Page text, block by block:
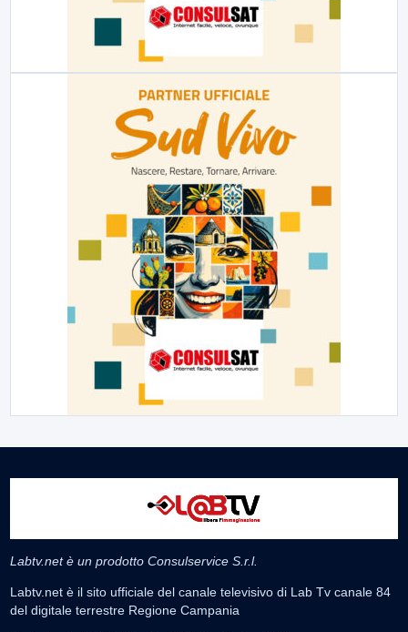
Labtv.net è un prodotto Consulservice S.r.l.
Labtv.net è il sito ufficiale del canale televisivo di Lab Tv canale 84
del digitale terrestre Regione Campania